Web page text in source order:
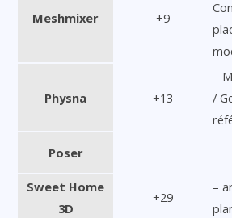
Meshmixer +9
Physna +13
–
/
Poser
Sweet Home
3D
+29
–